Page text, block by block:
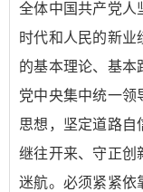
全体中国共产党人
时代和人民的新业
的基本理论、基本
党中央集中统一领
思想，坚定道路自
继往开来、守正创
迷航。必须紧紧依